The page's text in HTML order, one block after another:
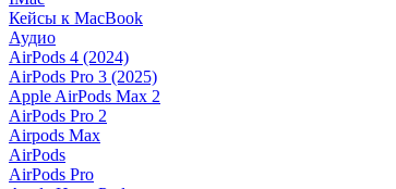
Кейсы к MacBook
Аудио
AirPods 4 (2024)
AirPods Pro 3 (2025)
Apple AirPods Max 2
AirPods Pro 2
Airpods Max
AirPods
AirPods Pro